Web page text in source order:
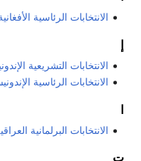
الانتخابات الرئاسية الأفغانية
الانتخابات التشريعية
الانتخابات الرئاسية
الانتخابات البرلمانية العراقية
ت